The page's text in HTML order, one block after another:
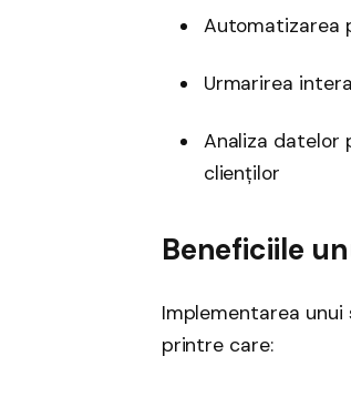
Automatizarea
Urmarirea
Analiza datelor
clienților
Beneficiile
Implementarea
printre care: